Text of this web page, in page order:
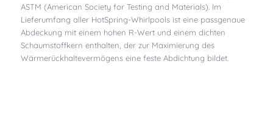
ASTM (American Society for Testing and Materials). Im
Lieferumfang aller HotSpring-Whirlpools ist eine passgenaue
Abdeckung mit einem hohen R-Wert und einem dichten
Schaumstoffkern enthalten, der zur Maximierung des
Wärmerückhaltevermögens eine feste Abdichtung bildet.